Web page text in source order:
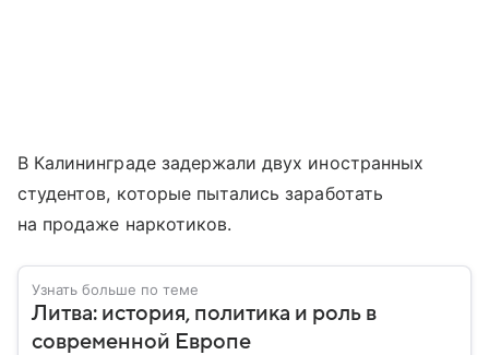
В Калининграде задержали двух иностранных
студентов, которые пытались заработать
на продаже наркотиков.
Узнать больше по теме
Литва: история, политика и роль в
современной Европе